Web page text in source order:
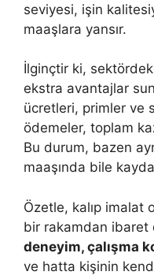
seviyesi, işin
maaşlara yansır.
İlginçtir ki,
ekstra avantajlar
ücretleri, primler ve
ödemeler, toplam
Bu durum, bazen
maaşında bile
Özetle, kalıp imalat
bir rakamdan ibaret
deneyim, çalışma
ve hatta kişinin